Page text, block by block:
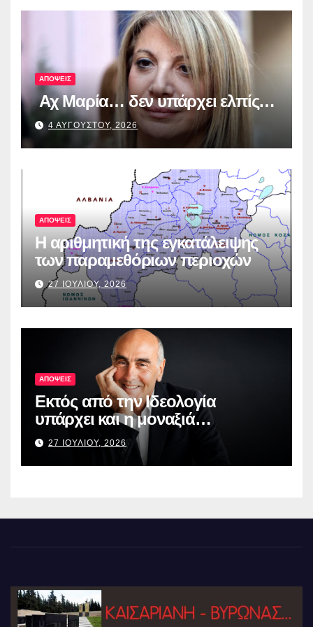
για τη διαφάνεια και τη
λογοδοσία»
ΑΠΟΨΕΙΣ
Αχ Μαρία… δεν υπάρχει ελπίς…
4 ΑΥΓΟΥΣΤΟΥ, 2026
ΑΠΟΨΕΙΣ
Η αριθμητική της εγκατάλειψης
των παραμεθόριων περιοχών
27 ΙΟΥΛΙΟΥ, 2026
ΑΠΟΨΕΙΣ
Εκτός από την Ιδεολογία
υπάρχει και η μοναξιά…
27 ΙΟΥΛΙΟΥ, 2026